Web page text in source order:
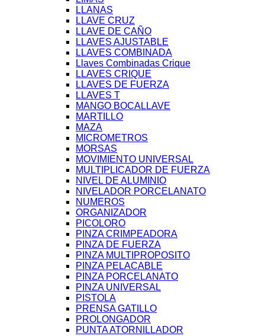
LLANAS
LLAVE CRUZ
LLAVE DE CAÑO
LLAVES AJUSTABLE
LLAVES COMBINADA
Llaves Combinadas Crique
LLAVES CRIQUE
LLAVES DE FUERZA
LLAVES T
MANGO BOCALLAVE
MARTILLO
MAZA
MICROMETROS
MORSAS
MOVIMIENTO UNIVERSAL
MULTIPLICADOR DE FUERZA
NIVEL DE ALUMINIO
NIVELADOR PORCELANATO
NUMEROS
ORGANIZADOR
PICOLORO
PINZA CRIMPEADORA
PINZA DE FUERZA
PINZA MULTIPROPOSITO
PINZA PELACABLE
PINZA PORCELANATO
PINZA UNIVERSAL
PISTOLA
PRENSA GATILLO
PROLONGADOR
PUNTA ATORNILLADOR